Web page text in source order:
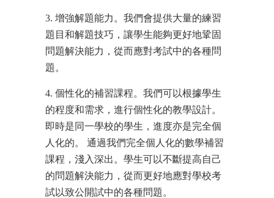
3. 增強解題能力。我們會提供大量的練習
題目和解題技巧，讓學生能夠更好地鞏固
問題解決能力，從而應對考試中的各種問
題。
4. 個性化的補習課程。我們可以根據學生
的程度和需求，進行個性化的教學設計。
即時是同一學校的學生，進度亦是完全個
人化的。 通過我們完全個人化的數學補習
課程，淺入深出。學生可以不斷提高自己
的問題解決能力，從而更好地應對學校考
試以致公開試中的各種問題。